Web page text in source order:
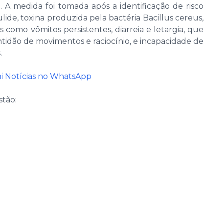
A medida foi tomada após a identificação de risco
toxina produzida pela bactéria Bacillus cereus,
como vômitos persistentes, diarreia e letargia, que
de movimentos e raciocínio, e incapacidade de
Notícias no WhatsApp